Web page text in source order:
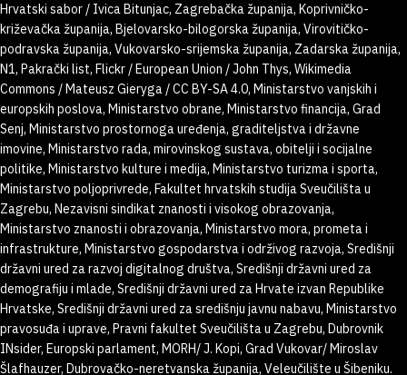
Hrvatski sabor / Ivica Bitunjac, Zagrebačka županija, Koprivničko-
križevačka županija, Bjelovarsko-bilogorska županija, Virovitičko-
podravska županija, Vukovarsko-srijemska županija, Zadarska županija,
N1, Pakrački list, Flickr / European Union / John Thys, Wikimedia
Commons / Mateusz Gieryga / CC BY-SA 4.0, Ministarstvo vanjskih i
europskih poslova, Ministarstvo obrane, Ministarstvo financija, Grad
Senj, Ministarstvo prostornoga uređenja, graditeljstva i državne
imovine, Ministarstvo rada, mirovinskog sustava, obitelji i socijalne
politike, Ministarstvo kulture i medija, Ministarstvo turizma i sporta,
Ministarstvo poljoprivrede, Fakultet hrvatskih studija Sveučilišta u
Zagrebu, Nezavisni sindikat znanosti i visokog obrazovanja,
Ministarstvo znanosti i obrazovanja, Ministarstvo mora, prometa i
infrastrukture, Ministarstvo gospodarstva i održivog razvoja, Središnji
državni ured za razvoj digitalnog društva, Središnji državni ured za
demografiju i mlade, Središnji državni ured za Hrvate izvan Republike
Hrvatske, Središnji državni ured za središnju javnu nabavu, Ministarstvo
pravosuđa i uprave, Pravni fakultet Sveučilišta u Zagrebu, Dubrovnik
INsider, Europski parlament, MORH/ J. Kopi, Grad Vukovar/ Miroslav
Šlafhauzer, Dubrovačko-neretvanska županija, Veleučilište u Šibeniku.